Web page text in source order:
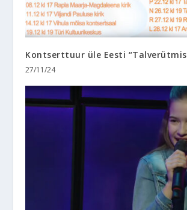
Kontserttuur üle Eesti
27/11/24